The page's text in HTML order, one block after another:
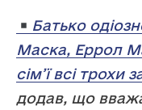
Батько
Маска, Еррол
сім’ї всі
додав, що